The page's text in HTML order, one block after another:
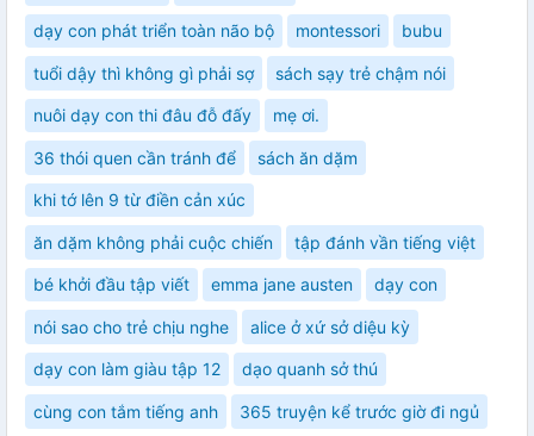
dạy con phát triển toàn não bộ montessori bubu
tuổi dậy thì không gì phải sợ sách sạy trẻ chậm nói
nuôi dạy con thi đâu đỗ đấy mẹ ơi.
36 thói quen cần tránh để sách ăn dặm
khi tớ lên 9 từ điền cản xúc
ăn dặm không phải cuộc chiến tập đánh vần tiếng việt
bé khởi đầu tập viết emma jane austen dạy con
nói sao cho trẻ chịu nghe alice ở xứ sở diệu kỳ
dạy con làm giàu tập 12 dạo quanh sở thú
cùng con tắm tiếng anh 365 truyện kể trước giờ đi ngủ